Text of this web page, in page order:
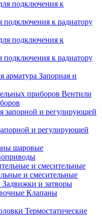
подключения к радиатору
подключения к радиатору
Запорная и
Вентили
и регулирующей
шаровые
и смесительные
Задвижки и затворы
Клапаны
Термостатические